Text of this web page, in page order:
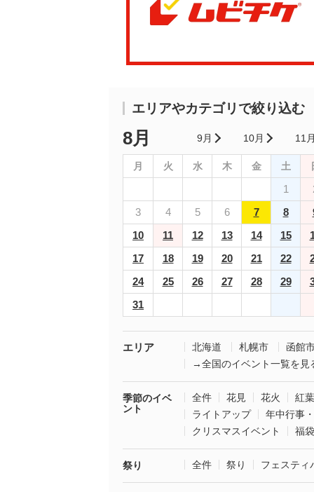
エリアやカテゴリで絞り込む
8月 9月 10月 11
月 火 水 木 金 土
1
3
4 5 6 7 8
10
11 12 13 14 15
17
18 19 20 21 22
24
25 26 27 28 29
31
エリア 北海道 札幌市
函館
→全国のイベント一覧を見
季節のイベ
ント
全件 花見 花火
紅葉
ライトアップ
年中行事
クリスマスイベント
福
祭り 全件 祭り フェスティ